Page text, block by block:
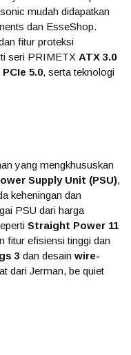
mudah didapatkan
dan EsseShop.
fitur proteksi
seri PRIMETX ATX 3.0
PCIe 5.0, serta teknologi
yang mengkhususkan
Supply Unit (PSU),
keheningan dan
PSU dari harga
Straight Power 11
fitur efisiensi tinggi dan
3 dan desain wire-
dari Jerman, be quiet